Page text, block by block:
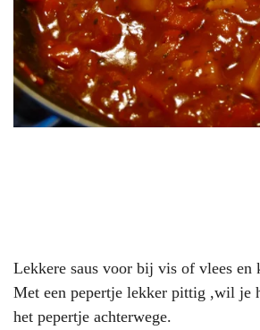
Lekkere saus voor bij vis of vlees
Met een pepertje lekker pittig ,wil je
het pepertje achterwege.